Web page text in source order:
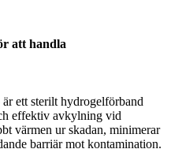
att handla
är ett sterilt hydrogelförband
effektiv avkylning vid
värmen ur skadan, minimerar
barriär mot kontamination.